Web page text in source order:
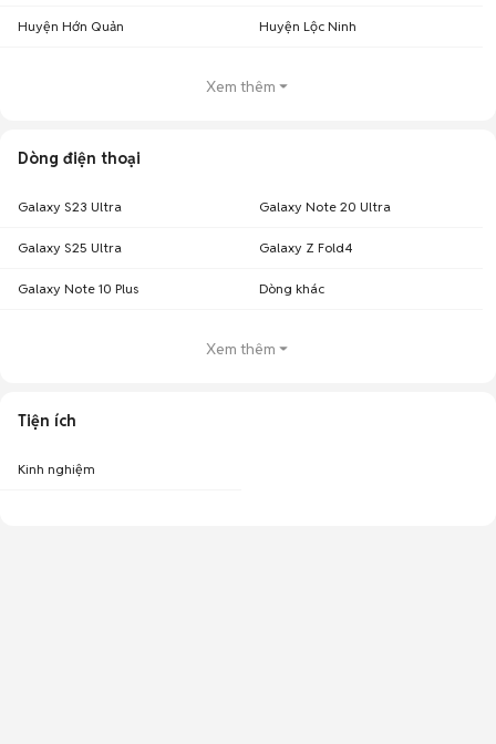
Huyện Hớn Quản Huyện Lộc Ninh
Xem thêm
Dòng điện thoại
Galaxy S23 Ultra Galaxy Note 20 Ultra
Galaxy S25 Ultra Galaxy Z Fold4
Galaxy Note 10 Plus Dòng khác
Xem thêm
Tiện ích
Kinh nghiệm